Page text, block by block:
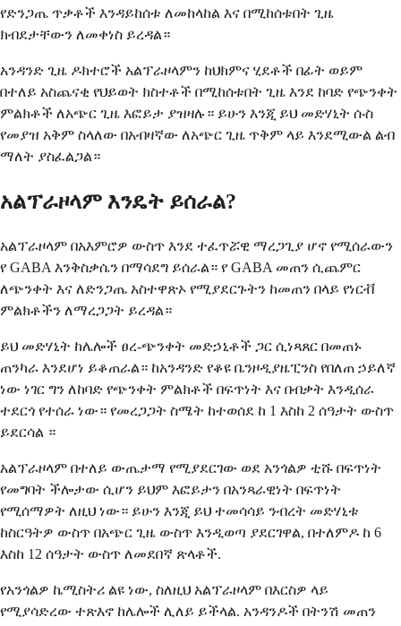
የድንጋጤ ጥቃቶች እንዳይከሰቱ ለመከላከል እና በሚከሰቱበት ጊዜ
ክብደታቸውን ለመቀነስ ይረዳል።
አንዳንድ ጊዜ ዶክተሮች አልፕራዞላምን ከህክምና ሂደቶች በፊት ወይም
በተለይ አስጨናቂ የህይወት ክስተቶች በሚከሰቱበት ጊዜ እንደ ከባድ የጭንቀት
ምልክቶች ለአጭር ጊዜ እፎይታ ያዝዛሉ። ይሁን እንጂ ይህ መድሃኒት ሱስ
የመያዝ አቅም ስላለው በአብዛኛው ለአጭር ጊዜ ጥቅም ላይ እንደሚውል ልብ
ማለት ያስፈልጋል።
አልፕራዞላም እንዴት ይሰራል?
አልፕራዞላም በአእምሮዎ ውስጥ እንደ ተፈጥሯዊ ማረጋጊያ ሆኖ የሚሰራውን
የ GABA እንቅስቃሴን በማሳደግ ይሰራል። የ GABA መጠን ሲጨምር
ለጭንቀት እና ለድንጋጤ አስተዋጽኦ የሚያደርጉትን ከመጠን በላይ የነርቭ
ምልክቶችን ለማረጋጋት ይረዳል።
ይህ መድሃኒት ከሌሎች ፀረ-ጭንቀት መድኃኒቶች ጋር ሲነጻጸር በመጠኑ
ጠንካራ እንደሆነ ይቆጠራል። ከአንዳንድ የቆዩ ቤንዞዲያዜፒንስ የበለጠ ኃይለኛ
ነው ነገር ግን ለከባድ የጭንቀት ምልክቶች በፍጥነት እና በብቃት እንዲሰራ
ተደርጎ የተሰራ ነው። የመረጋጋት ስሜት ከተወሰደ ከ 1 እስከ 2 ሰዓታት ውስጥ
ይደርሳል ።
አልፕራዞላም በተለይ ውጤታማ የሚያደርገው ወደ አንጎልዎ ቲሹ በፍጥነት
የመግባት ችሎታው ሲሆን ይህም እፎይታን በአንጻራዊነት በፍጥነት
የሚሰማዎት ለዚህ ነው። ይሁን እንጂ ይህ ተመሳሳይ ንብረት መድሃኒቱ
ከስርዓትዎ ውስጥ በአጭር ጊዜ ውስጥ እንዲወጣ ያደርገዋል, በተለምዶ ከ 6
እስከ 12 ሰዓታት ውስጥ ለመደበኛ ጽላቶች.
የአንጎልዎ ኬሚስትሪ ልዩ ነው, ስለዚህ አልፕራዞላም በእርስዎ ላይ
የሚያሳድረው ተጽእኖ ከሌሎች ሊለይ ይችላል. አንዳንዶች በትንሽ መጠን